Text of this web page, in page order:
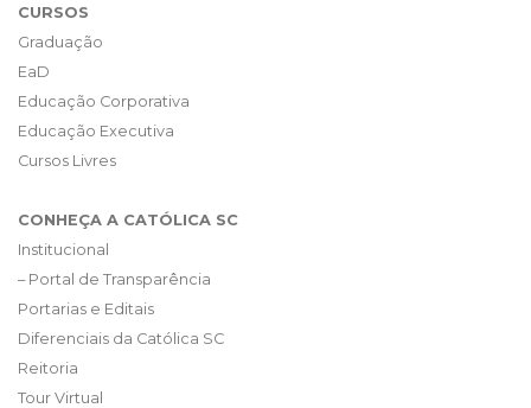
CURSOS
Graduação
EaD
Educação Corporativa
Educação Executiva
Cursos Livres
CONHEÇA A CATÓLICA SC
Institucional
– Portal de Transparência
Portarias e Editais
Diferenciais da Católica SC
Reitoria
Tour Virtual